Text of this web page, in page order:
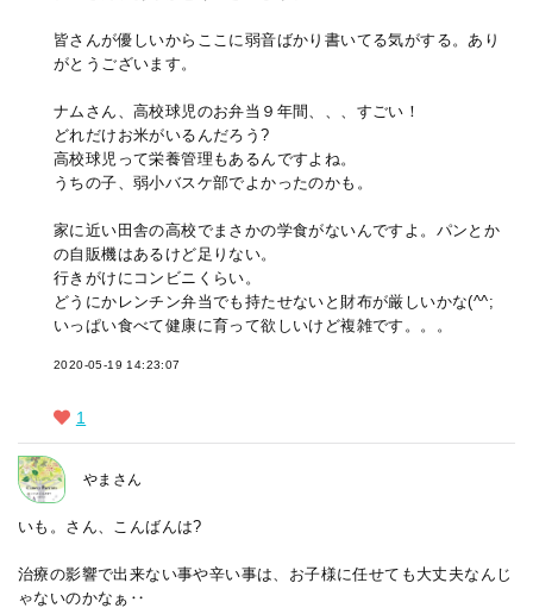
皆さんが優しいからここに弱音ばかり書いてる気がする。あり
がとうございます。
ナムさん、高校球児のお弁当９年間、、、すごい！
どれだけお米がいるんだろう?
高校球児って栄養管理もあるんですよね。
うちの子、弱小バスケ部でよかったのかも。
家に近い田舎の高校でまさかの学食がないんですよ。パンとか
の自販機はあるけど足りない。
行きがけにコンビニくらい。
どうにかレンチン弁当でも持たせないと財布が厳しいかな(^^;
いっぱい食べて健康に育って欲しいけど複雑です。。。
2020-05-19 14:23:07
1
やまさん
いも。さん、こんばんは?
治療の影響で出来ない事や辛い事は、お子様に任せても大丈夫なんじ
ゃないのかなぁ‥